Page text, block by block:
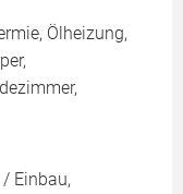
Ölheizung,
Einbau,